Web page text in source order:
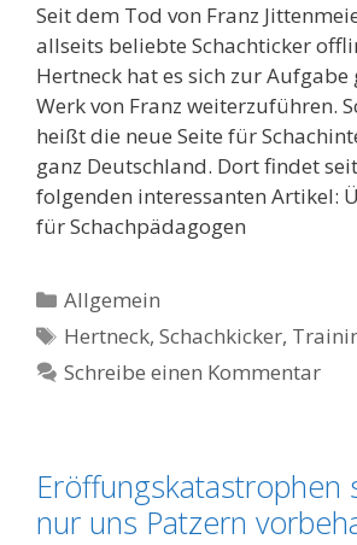
Seit dem Tod von Franz
allseits beliebte Schachticker
Hertneck hat es sich zur Aufgabe
Werk von Franz weiterzuführen.
heißt die neue Seite für
ganz Deutschland. Dort findet
folgenden interessanten Artikel:
für Schachpädagogen
Kategorien
Allgemein
Schlagwörter
Hertneck,Schachkicker,
Schreibe einen Kommentar
Eröffungskatastrophen
nur uns Patzern